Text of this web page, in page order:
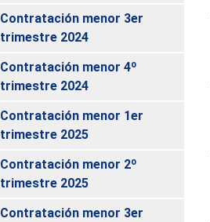
Contratación menor 3er
trimestre 2024
Contratación menor 4º
trimestre 2024
Contratación menor 1er
trimestre 2025
Contratación menor 2º
trimestre 2025
Contratación menor 3er